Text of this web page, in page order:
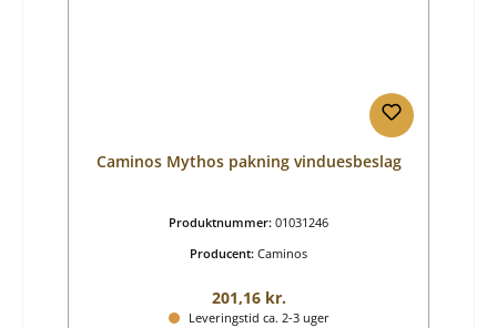
Caminos Mythos pakning vinduesbeslag
Produktnummer: 01031246
Producent: Caminos
Almindelig pris:
201,16 kr.
Leveringstid ca. 2-3 uger